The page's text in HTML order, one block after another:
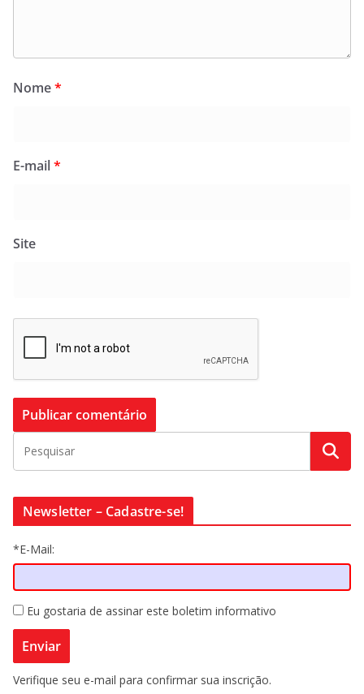
Nome*
E-mail*
Site
Newsletter – Cadastre-se!
*E-Mail:
Eu gostaria de assinar este boletim informativo
Verifique seu e-mail para confirmar sua inscrição.